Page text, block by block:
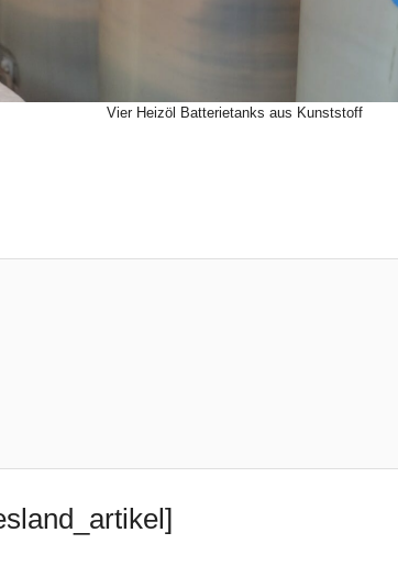
Vier Heizöl Batterietanks aus Kunststoff